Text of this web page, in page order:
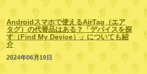
Androidスマホで使えるAirTag（エア
タグ）の代替品はある？「デバイスを探
す（Find My Device）」についても紹
介
2024年06月19日